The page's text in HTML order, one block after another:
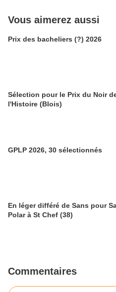
Vous aimerez aussi
Prix des bacheliers (?) 2026
Sélection pour le Prix du Noir
l'Histoire (Blois)
GPLP 2026, 30 sélectionnés
En léger différé de Sans pour
Polar à St Chef (38)
Commentaires